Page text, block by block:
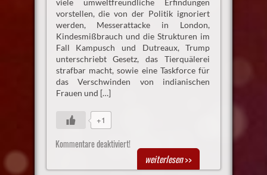
viele umweltfreundliche Erfindungen
vorstellen, die von der Politik ignoriert
werden, Messerattacke in London,
Kindesmißbrauch und die Strukturen im
Fall Kampusch und Dutreaux, Trump
unterschriebt Gesetz, das Tierquälerei
strafbar macht, sowie eine Taskforce für
das Verschwinden von indianischen
Frauen und […]
+1
Kommentare deaktiviert!
weiterlesen>>